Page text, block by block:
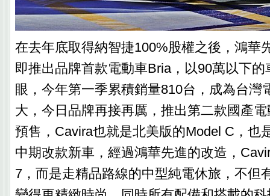
在去年底取得納智捷100%股權之後，鴻華
即推出品牌首款電動車Bria，以90萬以下
眼，今年第一季累積銷量810台，成為台灣
大，今日品牌再接再厲，推出第二款國產
預售，Cavira也就是北美版的Model C，也
中期改款新車，經過鴻華先進的改造，
7，而是走精品路線的中型純電休旅，不但